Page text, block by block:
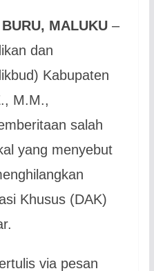
MALUKU–
dan
Kabupaten
M.M.,
salah
yang menyebut
Khusus (DAK)
via pesan